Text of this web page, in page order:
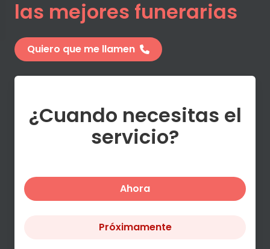
las mejores funerarias
Quiero que me llamen
¿Cuando necesitas el
servicio?
Ahora
Próximamente